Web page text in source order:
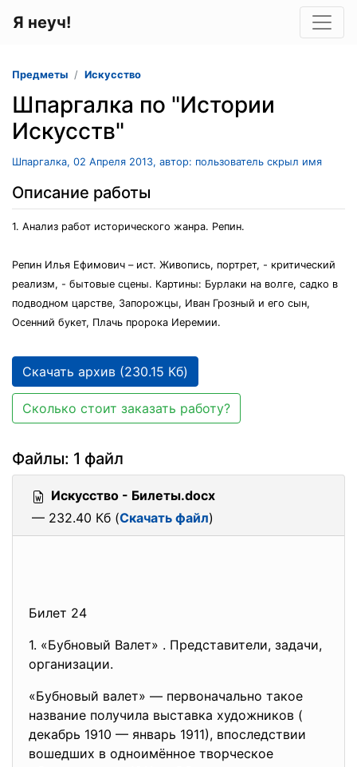
Я неуч!
Предметы Искусство
Шпаргалка по "Истории
Искусств"
Шпаргалка, 02 Апреля 2013, автор: пользователь скрыл имя
Описание работы
1. Анализ работ исторического жанра. Репин.
Репин Илья Ефимович – ист. Живопись, портрет, - критический
реализм, - бытовые сцены. Картины: Бурлаки на волге, садко в
подводном царстве, Запорожцы, Иван Грозный и его сын,
Осенний букет, Плачь пророка Иеремии.
Скачать архив (230.15 Кб)
Сколько стоит заказать работу?
Файлы: 1 файл
Искусство - Билеты.docx
— 232.40 Кб (Скачать файл)
Билет 24
1. «Бубновый Валет» . Представители, задачи,
организации.
«Бубновый валет» — первоначально такое
название получила выставка художников (
декабрь 1910 — январь 1911), впоследствии
вошедших в одноимённое творческое